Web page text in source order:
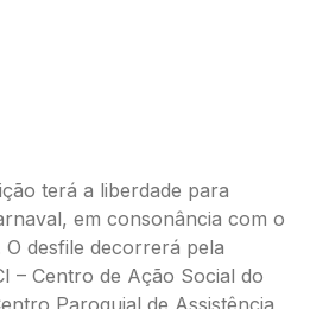
terá a liberdade para
em consonância com o
desfile decorrerá pela
– Centro de Ação Social do
Paroquial de Assistência